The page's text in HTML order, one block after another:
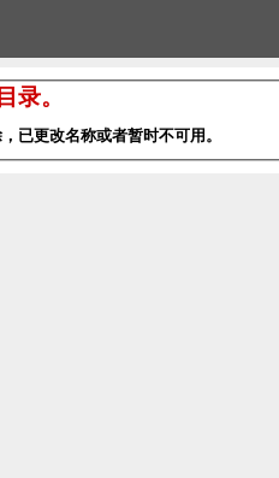
录。
已更改名称或者暂时不可用。